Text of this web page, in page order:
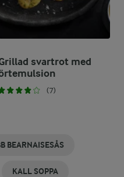
svartrot med
(7)
BEARNAISESÅS
KALL SOPPA